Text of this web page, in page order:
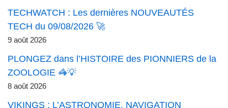
TECHWATCH : Les dernières NOUVEAUTÉS
TECH du 09/08/2026 🚀
9 août 2026
PLONGEZ dans l’HISTOIRE des PIONNIERS de la
ZOOLOGIE 🦓💡
8 août 2026
VIKINGS : L’ASTRONOMIE, NAVIGATION